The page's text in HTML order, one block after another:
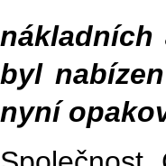
nákladních
byl
nyní